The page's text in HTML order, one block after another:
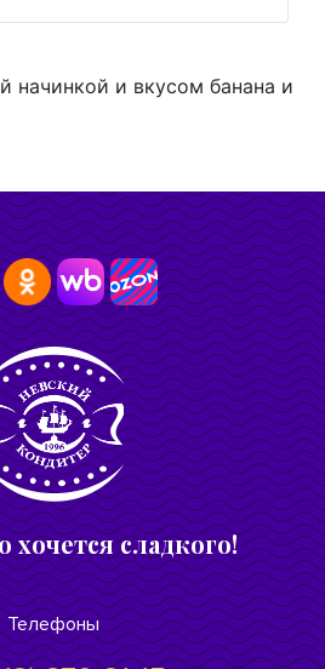
начинкой и вкусом банана и
хочется сладкого!
Телефоны